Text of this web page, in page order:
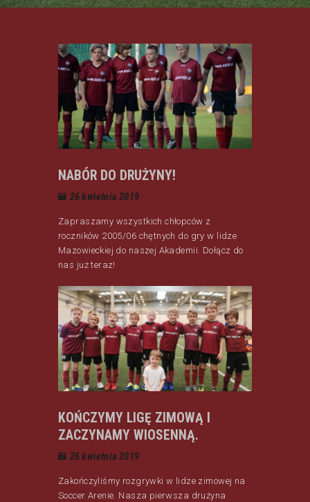
NABÓR DO DRUŻYNY!
26 kwietnia 2019
Zapraszamy wszystkich chłopców z
roczników 2005/06 chętnych do gry w lidze
Mazowieckiej do naszej Akademii. Dołącz do
nas już teraz!
KOŃCZYMY LIGĘ ZIMOWĄ I
ZACZYNAMY WIOSENNĄ.
26 kwietnia 2019
Zakończyliśmy rozgrywki w lidze zimowej na
Soccer Arenie. Nasza pierwsza drużyna